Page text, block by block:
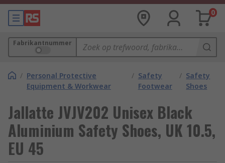
0
Fabrikantnummer
/ Personal Protective
Equipment & Workwear
/ Safety
Footwear
/ Safety
Shoes
Jallatte JVJV202 Unisex Black
Aluminium Safety Shoes, UK 10.5,
EU 45